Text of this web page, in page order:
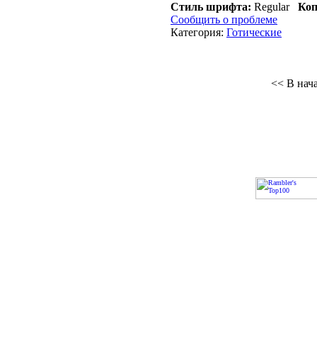
Стиль шрифта: Regular
Сообщить о проблеме
Категория: Готические
<< В